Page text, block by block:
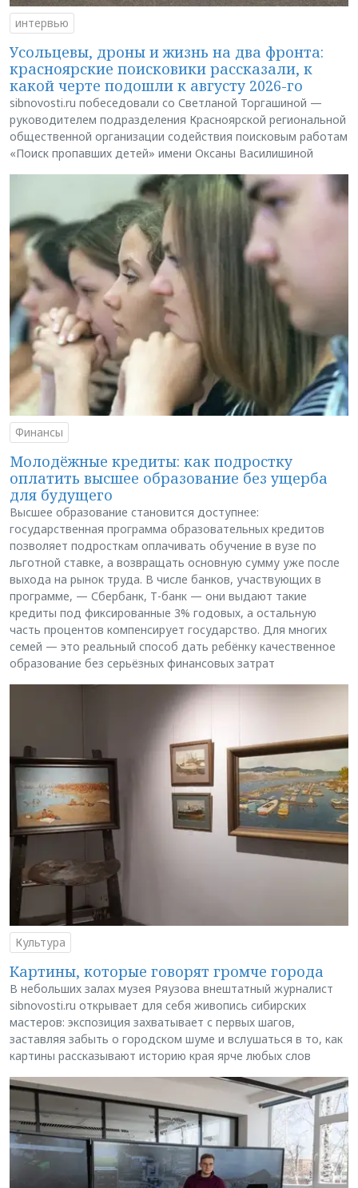
интервью
Усольцевы, дроны и жизнь на два фронта:
красноярские поисковики рассказали, к
какой черте подошли к августу 2026-го
sibnovosti.ru побеседовали со Светланой Торгашиной —
руководителем подразделения Красноярской региональной
общественной организации содействия поисковым работам
«Поиск пропавших детей» имени Оксаны Василишиной
Финансы
Молодёжные кредиты: как подростку
оплатить высшее образование без ущерба
для будущего
Высшее образование становится доступнее:
государственная программа образовательных кредитов
позволяет подросткам оплачивать обучение в вузе по
льготной ставке, а возвращать основную сумму уже после
выхода на рынок труда. В числе банков, участвующих в
программе, — Сбербанк, Т-банк — они выдают такие
кредиты под фиксированные 3% годовых, а остальную
часть процентов компенсирует государство. Для многих
семей — это реальный способ дать ребёнку качественное
образование без серьёзных финансовых затрат
Культура
Картины, которые говорят громче города
В небольших залах музея Ряузова внештатный журналист
sibnovosti.ru открывает для себя живопись сибирских
мастеров: экспозиция захватывает с первых шагов,
заставляя забыть о городском шуме и вслушаться в то, как
картины рассказывают историю края ярче любых слов